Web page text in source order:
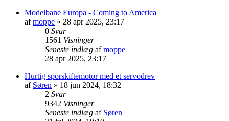
Modelbane Europa - Coming to America
afmoppe » 28 apr 2025, 23:17
0 Svar
1561 Visninger
Seneste indlæg afmoppe
28 apr 2025, 23:17
Hurtig sporskiftemotor med et servodrev
af Søren » 18 jun 2024, 18:32
2 Svar
9342 Visninger
Seneste indlæg af Søren